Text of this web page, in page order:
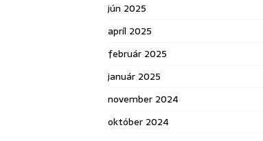
jún 2025
apríl 2025
február 2025
január 2025
november 2024
október 2024